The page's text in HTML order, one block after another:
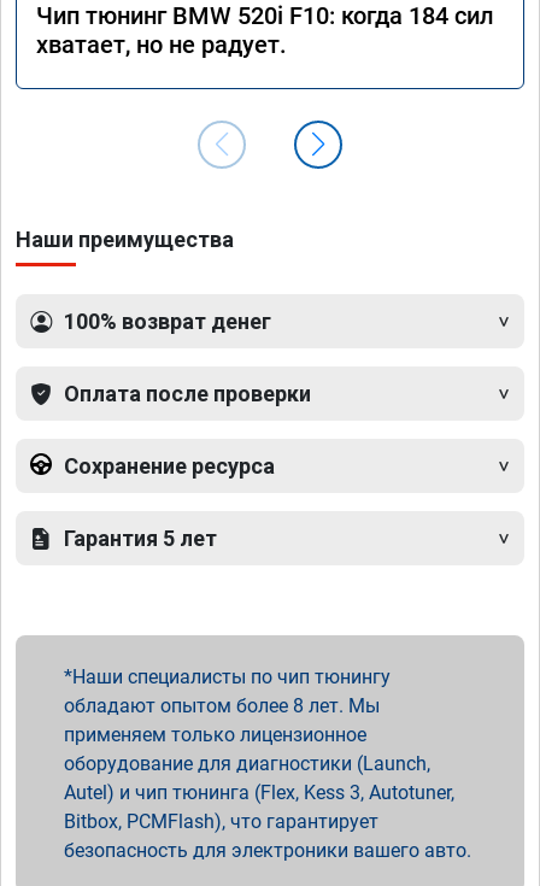
Чип тюнинг BMW 520i F10: когда 184 сил
хватает, но не радует.
Наши преимущества
100% возврат денег
Оплата после проверки
Сохранение ресурса
Гарантия 5 лет
Наши специалисты по чип тюнингу
обладают опытом более 8 лет. Мы
применяем только лицензионное
оборудование для диагностики (Launch,
Autel) и чип тюнинга (Flex, Kess 3, Autotuner,
Bitbox, PCMFlash), что гарантирует
безопасность для электроники вашего авто.